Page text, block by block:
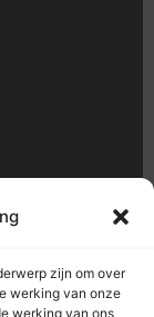
zijn om over
werking van onze
werking van ons